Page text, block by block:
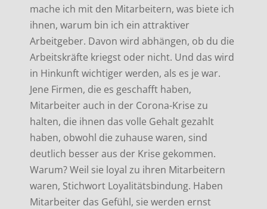
mache ich mit den Mitarbeitern, was biete ich
ihnen, warum bin ich ein attraktiver
Arbeitgeber. Davon wird abhängen, ob du die
Arbeitskräfte kriegst oder nicht. Und das wird
in Hinkunft wichtiger werden, als es je war.
Jene Firmen, die es geschafft haben,
Mitarbeiter auch in der Corona-Krise zu
halten, die ihnen das volle Gehalt gezahlt
haben, obwohl die zuhause waren, sind
deutlich besser aus der Krise gekommen.
Warum? Weil sie loyal zu ihren Mitarbeitern
waren, Stichwort Loyalitätsbindung. Haben
Mitarbeiter das Gefühl, sie werden ernst